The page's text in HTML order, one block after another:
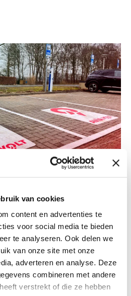
van cookies
content en advertenties te
voor social media te bieden
te analyseren. Ook delen we
van onze site met onze
adverteren en analyse. Deze
combineren met andere
verstrekt of die ze hebben
Hotels starten
Hotels starten landelijke uitrol
AVIA VOLT en...